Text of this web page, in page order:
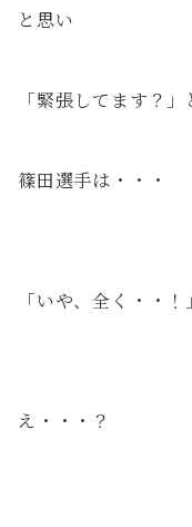
と思い
「緊張してます？
篠田選手は・・・
「いや、全く・・！」
え・・・？